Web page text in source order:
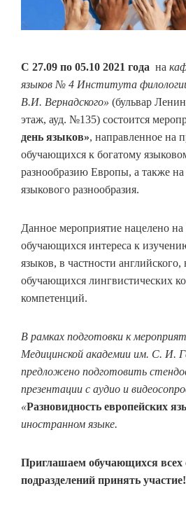
С 27.09 по 05.10 2021 года на
языков № 4 Института
В.И. Вернадского» (бульвар
этаж, ауд. №135) состоится
день языков», направленное на
обучающихся к богатому
разнообразию Европы, а также
языкового разнообразия.
Данное мероприятие нацелено
обучающихся интереса к
языков, в частности английского,
обучающихся лингвистических
компетенций.
В рамках подготовки к
Медицинской академии им. С. И.
предложено подготовить
презентации с аудио и
«Разновидность европейских
иностранном языке.
Приглашаем обучающихся всех
подразделений принять участие!